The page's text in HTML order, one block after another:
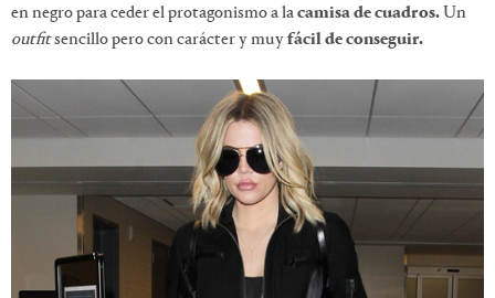
en negro para ceder el protagonismo a lacamisa de cuadros. Un
outfitsencillo pero con carácter y muyfácil de conseguir.